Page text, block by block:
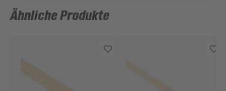
Ähnliche Produkte